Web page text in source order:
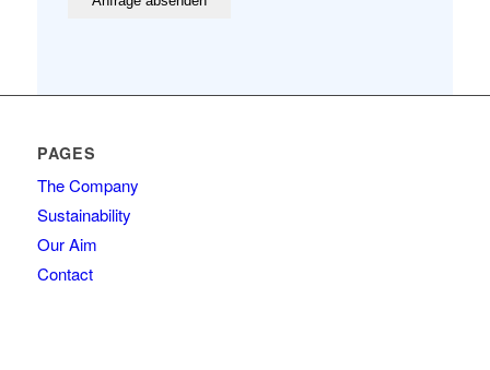
PAGES
The Company
Sustainability
Our Aim
Contact